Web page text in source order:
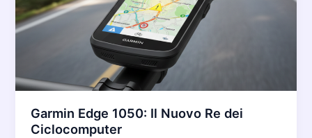
Garmin Edge 1050: Il Nuovo Re dei
Ciclocomputer